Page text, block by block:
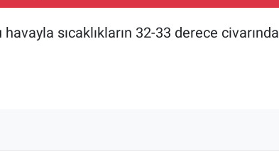
sıcaklıkların 32-33 derece civarında